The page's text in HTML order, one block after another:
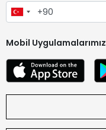
Mobil Uygulamalarımız